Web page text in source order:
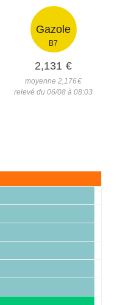
Gazole
B7
2,131 €
moyenne 2,176€
relevé du 06/08 à 08:03